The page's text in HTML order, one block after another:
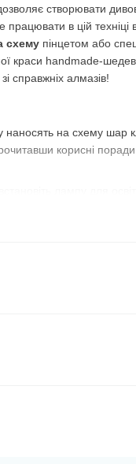
створювати
в цій техніці в
схему пінцетом або
краси handmade-
справжніх алмазів!
наносять на схему шар
корисні